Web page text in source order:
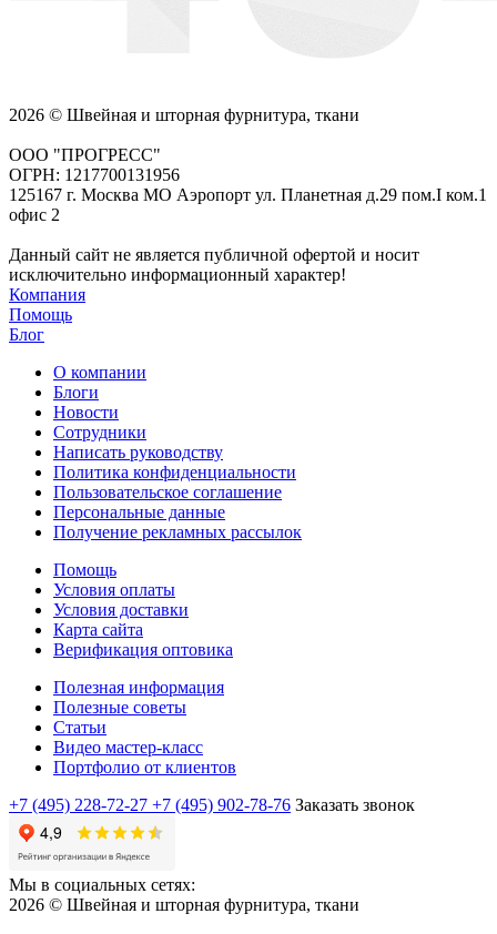
2026 © Швейная и шторная фурнитура, ткани
ООО "ПРОГРЕСС"
ОГРН: 1217700131956
125167 г. Москва МО Аэропорт ул. Планетная д.29 пом.I ком.1
офис 2
Данный сайт не является публичной офертой и носит
исключительно информационный характер!
Компания
Помощь
Блог
О компании
Блоги
Новости
Сотрудники
Написать руководству
Политика конфиденциальности
Пользовательское соглашение
Персональные данные
Получение рекламных рассылок
Помощь
Условия оплаты
Условия доставки
Карта сайта
Верификация оптовика
Полезная информация
Полезные советы
Статьи
Видео мастер-класс
Портфолио от клиентов
+7 (495) 228-72-27 +7 (495) 902-78-76 Заказать звонок
Мы в социальных сетях:
2026 © Швейная и шторная фурнитура, ткани